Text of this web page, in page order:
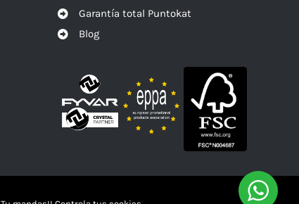
Garantía total Puntokat
Blog